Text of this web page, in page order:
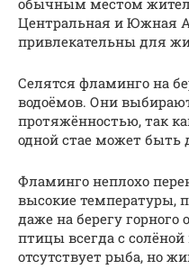
Центральная и Южная
привлекательны для
Селятся фламинго на
водоёмов. Они
протяжённостью, так
одной стае может быть
Фламинго неплохо
высокие температуры,
даже на берегу
птицы всегда с солёной
отсутствует рыба, но